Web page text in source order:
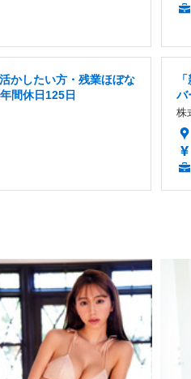
かしたい方・残業ほぼな
間休日125日
バ
株